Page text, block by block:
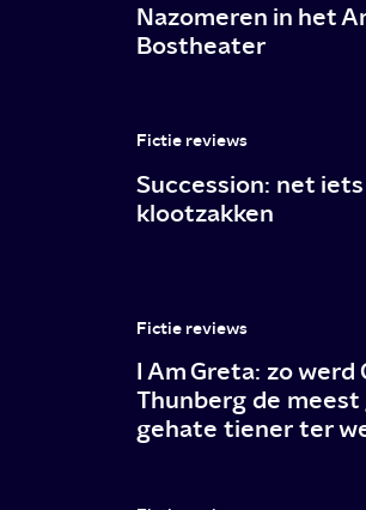
Nazomeren in het
Bostheater
Fictie reviews
Succession: net
klootzakken
Fictie reviews
I Am Greta: zo werd
Thunberg de
gehate tiener ter